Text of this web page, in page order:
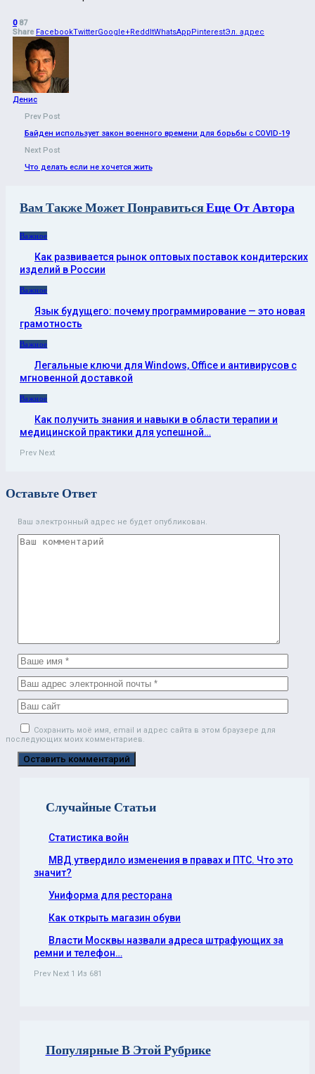
0 87
Share FacebookTwitterGoogle+ReddItWhatsAppPinterestЭл. адрес
Денис
Prev Post
Байден использует закон военного времени для борьбы с COVID-19
Next Post
Что делать если не хочется жить
Вам Также Может ПонравитьсяЕще От Автора
Важное
Как развивается рынок оптовых поставок кондитерских
изделий в России
Важное
Язык будущего: почему программирование — это новая
грамотность
Важное
Легальные ключи для Windows, Office и антивирусов с
мгновенной доставкой
Важное
Как получить знания и навыки в области терапии и
медицинской практики для успешной…
Prev Next
Оставьте Ответ
Ваш электронный адрес не будет опубликован.
Сохранить моё имя, email и адрес сайта в этом браузере для
последующих моих комментариев.
Случайные Статьи
Статистика войн
МВД утвердило изменения в правах и ПТС. Что это
значит?
Униформа для ресторана
Как открыть магазин обуви
Власти Москвы назвали адреса штрафующих за
ремни и телефон…
Prev Next 1 Из 681
Популярные В Этой Рубрике